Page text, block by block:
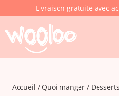
Livraison gratuite avec
Accueil Quoi manger Desserts